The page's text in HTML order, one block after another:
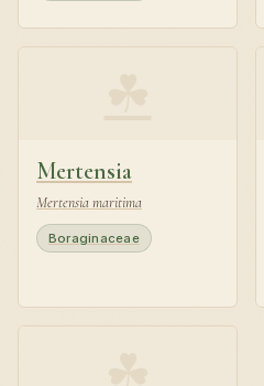
Mertensia
Mertensia maritima
Boraginaceae